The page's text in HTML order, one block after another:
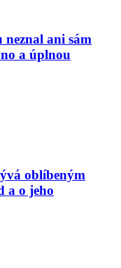
ani sám
a úplnou
oblíbeným
a o jeho